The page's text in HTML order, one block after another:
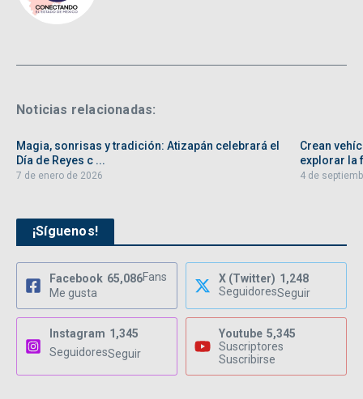
Noticias relacionadas:
Magia, sonrisas y tradición: Atizapán celebrará el
Día de Reyes c ...
7 de enero de 2026
Crean
explorar la
4 de
¡Síguenos!
Facebook 65,086Fans
Me gusta
X (Twitter) 1,248
SeguidoresSeguir
Instagram 1,345
SeguidoresSeguir
Youtube 5,345
Suscriptores
Suscribirse